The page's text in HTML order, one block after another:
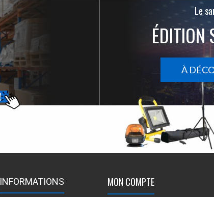
Le
ÉDITION
À
INFORMATIONS MON COMPTE